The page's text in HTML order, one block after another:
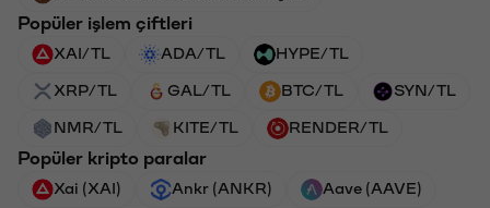
Popüler işlem çiftleri
XAI/TL ADA/TL HYPE/TL
XRP/TL GAL/TL BTC/TL SYN/TL
NMR/TL KITE/TL RENDER/TL
Popüler kripto paralar
Xai (XAI) Ankr (ANKR) Aave (AAVE)